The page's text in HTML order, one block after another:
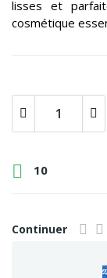
lisses et
cosmétique
 10
Continuer